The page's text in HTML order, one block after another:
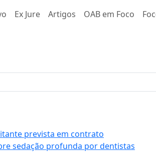
Ex Jure Artigos OAB em Foco
prevista em contrato
sedação profunda por dentistas